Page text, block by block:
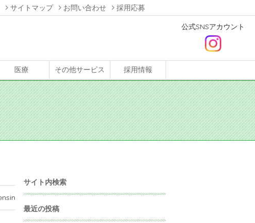
サイトマップ お問い合わせ 採用応募
公式SNSアカウント
医療 その他サービス 採用情報
サイト内検索
最近の投稿